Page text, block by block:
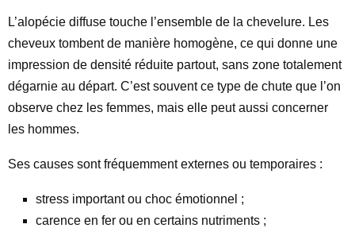
L’alopécie diffuse touche l’ensemble de la chevelure. Les
cheveux tombent de manière homogène, ce qui donne une
impression de densité réduite partout, sans zone totalement
dégarnie au départ. C’est souvent ce type de chute que l’on
observe chez les femmes, mais elle peut aussi concerner
les hommes.
Ses causes sont fréquemment externes ou temporaires :
stress important ou choc émotionnel ;
carence en fer ou en certains nutriments ;